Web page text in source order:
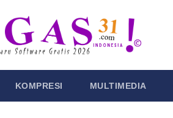
KOMPRESI MULTIMEDIA